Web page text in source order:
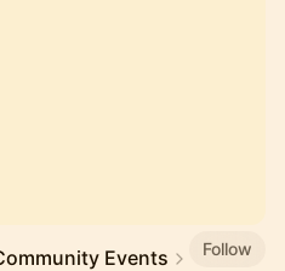
Events
Follow